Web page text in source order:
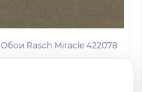
Обои Rasch Miracle 422078